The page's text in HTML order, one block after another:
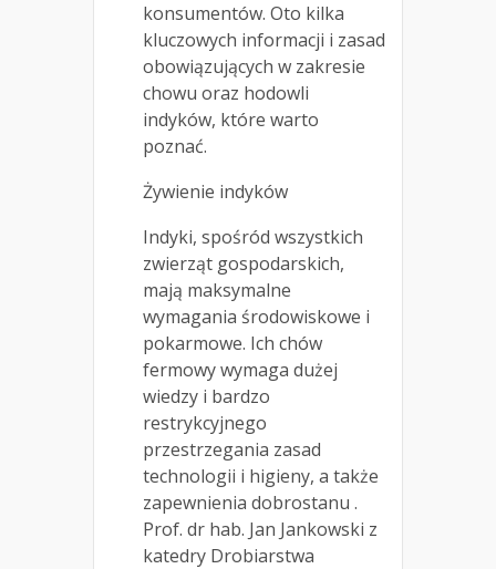
konsumentów. Oto kilka
kluczowych informacji i zasad
obowiązujących w zakresie
chowu oraz hodowli
indyków, które warto
poznać.
Żywienie indyków
Indyki, spośród wszystkich
zwierząt gospodarskich,
mają maksymalne
wymagania środowiskowe i
pokarmowe. Ich chów
fermowy wymaga dużej
wiedzy i bardzo
restrykcyjnego
przestrzegania zasad
technologii i higieny, a także
zapewnienia dobrostanu .
Prof. dr hab. Jan Jankowski z
katedry Drobiarstwa